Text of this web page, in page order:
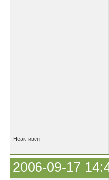
Неактивен
2006-09-17